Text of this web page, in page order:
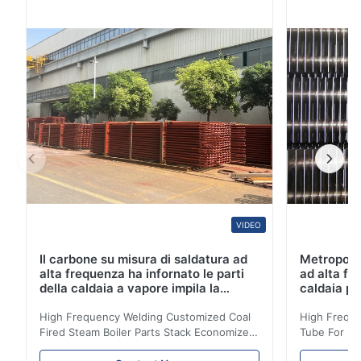
austenitico per la corrosione-resistenza di generale e
basso o il servizio ad alta temperatura. A ...
VIDEO
Il carbone su misura di saldatura ad
alta frequenza ha infornato le parti
della caldaia a vapore impila la
High Frequency Welding Customized Coal
Fired Steam Boiler Parts Stack Economizer
Coil Boiler economizer Boiler Economizer is
ad alta
caldaia
High
Tube For